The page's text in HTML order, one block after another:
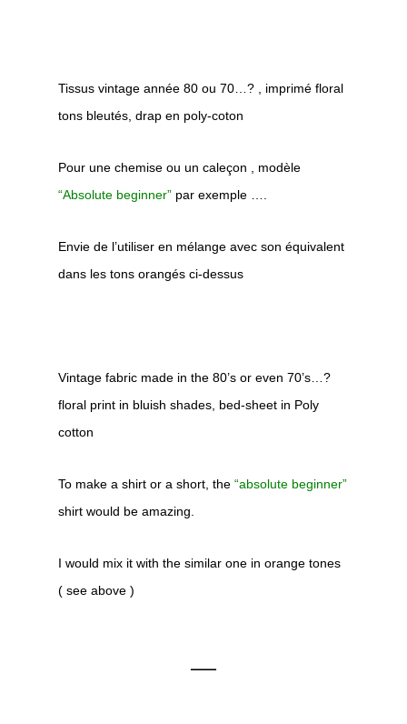
Tissus vintage année 80 ou 70…? , imprimé floral
tons bleutés, drap en poly-coton
Pour une chemise ou un caleçon , modèle
“Absolute beginner” par exemple ….
Envie de l’utiliser en mélange avec son équivalent
dans les tons orangés ci-dessus
Vintage fabric made in the 80’s or even 70’s…?
floral print in bluish shades, bed-sheet in Poly
cotton
To make a shirt or a short, the“absolute beginner”
shirt would be amazing.
I would mix it with the similar one in orange tones
( see above )